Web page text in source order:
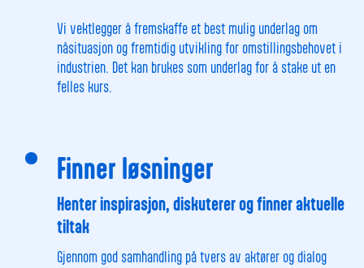
Vi vektlegger å fremskaffe et best mulig underlag om
nåsituasjon og fremtidig utvikling for omstillingsbehovet i
industrien. Det kan brukes som underlag for å stake ut en
felles kurs.
Finner løsninger
Henter inspirasjon, diskuterer og finner aktuelle
tiltak
Gjennom god samhandling på tvers av aktører og dialog